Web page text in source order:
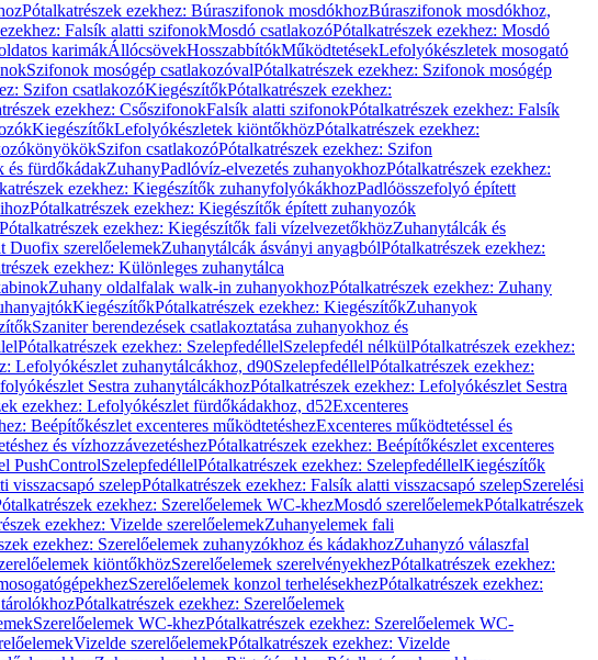
Pótalkatrészek ezekhez: Búraszifonok mosdókhozBúraszifonok mosdókhoz,
Falsík alatti szifonokMosdó csatlakozóPótalkatrészek ezekhez: Mosdó
karimákÁllócsövekHosszabbítókMűködtetésekLefolyókészletek mosogató
Szifonok mosógép csatlakozóvalPótalkatrészek ezekhez: Szifonok mosógép
Szifon csatlakozóKiegészítőkPótalkatrészek ezekhez:
ezekhez: CsőszifonokFalsík alatti szifonokPótalkatrészek ezekhez: Falsík
KiegészítőkLefolyókészletek kiöntőkhözPótalkatrészek ezekhez:
Szifon csatlakozóPótalkatrészek ezekhez: Szifon
és fürdőkádakZuhanyPadlóvíz-elvezetés zuhanyokhozPótalkatrészek ezekhez:
ezekhez: Kiegészítők zuhanyfolyókákhozPadlóösszefolyó épített
Pótalkatrészek ezekhez: Kiegészítők épített zuhanyozók
Pótalkatrészek ezekhez: Kiegészítők fali vízelvezetőkhözZuhanytálcák és
Duofix szerelőelemekZuhanytálcák ásványi anyagbólPótalkatrészek ezekhez:
ezekhez: Különleges zuhanytálca
Zuhany oldalfalak walk-in zuhanyokhozPótalkatrészek ezekhez: Zuhany
KiegészítőkPótalkatrészek ezekhez: KiegészítőkZuhanyok
Szaniter berendezések csatlakoztatása zuhanyokhoz és
Pótalkatrészek ezekhez: SzelepfedéllelSzelepfedél nélkülPótalkatrészek ezekhez:
Lefolyókészlet zuhanytálcákhoz, d90SzelepfedéllelPótalkatrészek ezekhez:
Sestra zuhanytálcákhozPótalkatrészek ezekhez: Lefolyókészlet Sestra
ezekhez: Lefolyókészlet fürdőkádakhoz, d52Excenteres
Beépítőkészlet excenteres működtetéshezExcenteres működtetéssel és
és vízhozzávezetéshezPótalkatrészek ezekhez: Beépítőkészlet excenteres
PushControlSzelepfedéllelPótalkatrészek ezekhez: SzelepfedéllelKiegészítők
visszacsapó szelepPótalkatrészek ezekhez: Falsík alatti visszacsapó szelepSzerelési
ezekhez: Szerelőelemek WC-khezMosdó szerelőelemekPótalkatrészek
ezekhez: Vizelde szerelőelemekZuhanyelemek fali
ezekhez: Szerelőelemek zuhanyzókhoz és kádakhozZuhanyzó válaszfal
kiöntőkhözSzerelőelemek szerelvényekhezPótalkatrészek ezekhez:
Szerelőelemek konzol terhelésekhezPótalkatrészek ezekhez:
Pótalkatrészek ezekhez: Szerelőelemek
Szerelőelemek WC-khezPótalkatrészek ezekhez: Szerelőelemek WC-
Vizelde szerelőelemekPótalkatrészek ezekhez: Vizelde